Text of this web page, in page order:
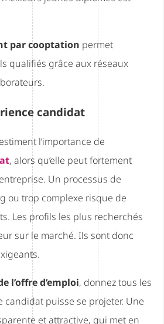
par cooptation permet
qualifiés grâce aux réseaux
candidat
l’importance de
, alors qu’elle peut fortement
Un processus de
ou trop complexe risque de
Les profils les plus recherchés
sur le marché. Ils sont donc
l’offre d’emploi, donnez tous les
candidat puisse se projeter. Une
et attractive, qui met en